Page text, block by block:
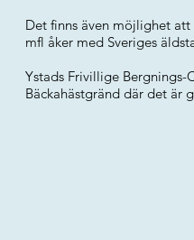
Det finns även möjlighet
mfl åker med Sveriges
Ystads Frivillige Bergnings-
Bäckahästgränd där det är